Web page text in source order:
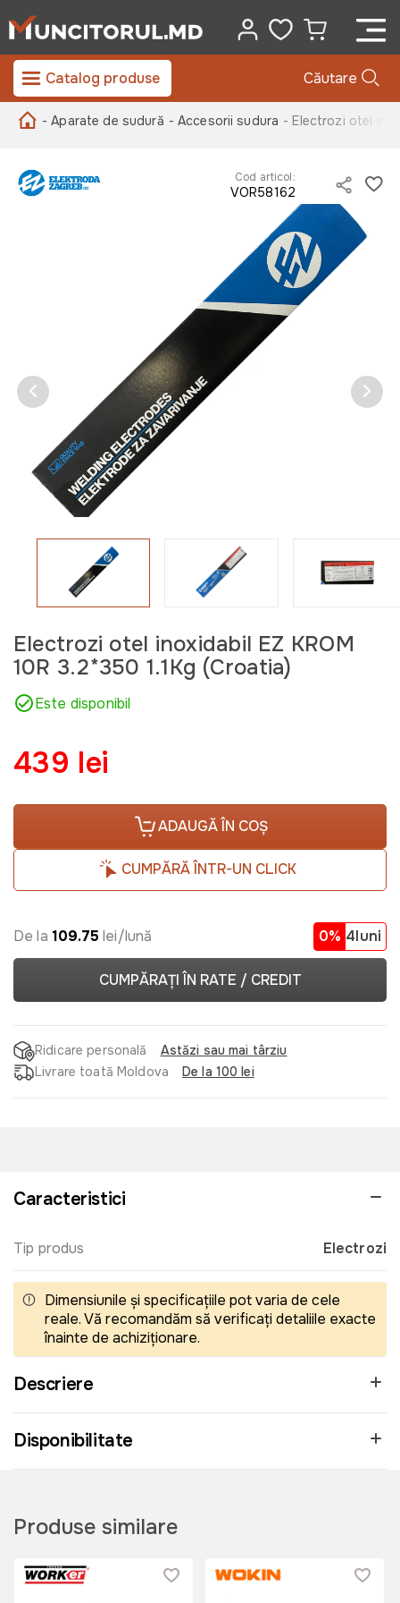
Catalog produse Căutare
- Aparate de sudură - Accesorii sudura - Electrozi otel
Cod articol:
VOR58162
Electrozi otel inoxidabil EZ KROM
10R 3.2*350 1.1Kg (Croatia)
Este disponibil
439 lei
ADAUGĂ ÎN COȘ
CUMPĂRĂ ÎNTR-UN CLICK
De la 109.75 lei/lună 0% 4luni
CUMPĂRAȚI ÎN RATE / CREDIT
Ridicare personală
Astăzi sau mai târziu
Livrare toată Moldova
De la 100 lei
Caracteristici
Tip produs Electrozi
Dimensiunile și specificațiile pot varia de cele
reale. Vă recomandăm să verificați detaliile exacte
înainte de achiziționare.
Descriere
Disponibilitate
Produse similare